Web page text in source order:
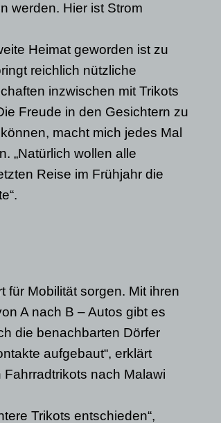
werden. Hier ist Strom
Heimat geworden ist zu
reichlich nützliche
inzwischen mit Trikots
Freude in den Gesichtern zu
macht mich jedes Mal
„Natürlich wollen alle
Reise im Frühjahr die
für Mobilität sorgen. Mit ihren
A nach B – Autos gibt es
die benachbarten Dörfer
aufgebaut“, erklärt
nach Malawi
Trikots entschieden“,